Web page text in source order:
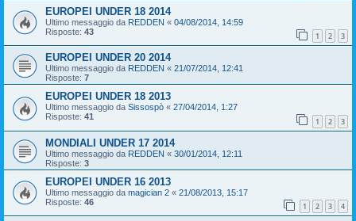
EUROPEI UNDER 18 2014
Ultimo messaggio da REDDEN « 04/08/2014, 14:59
Risposte: 43 1 2 3
EUROPEI UNDER 20 2014
Ultimo messaggio da REDDEN « 21/07/2014, 12:41
Risposte: 7
EUROPEI UNDER 18 2013
Ultimo messaggio da Sissospò « 27/04/2014, 1:27
Risposte: 41 1 2 3
MONDIALI UNDER 17 2014
Ultimo messaggio da REDDEN « 30/01/2014, 12:11
Risposte: 3
EUROPEI UNDER 16 2013
Ultimo messaggio da magician 2 « 21/08/2013, 15:17
Risposte: 46 1 2 3 4